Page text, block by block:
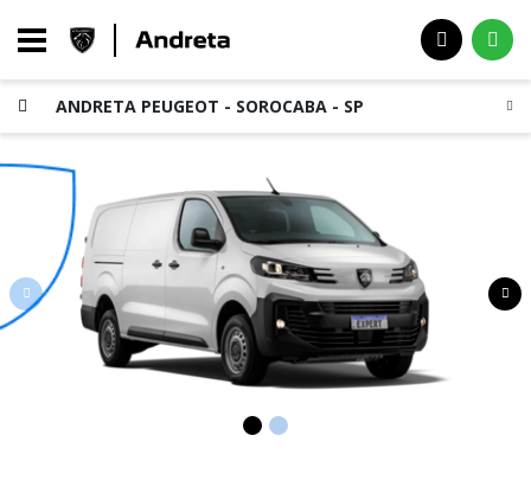
ANDRETA PEUGEOT - SOROCABA - SP